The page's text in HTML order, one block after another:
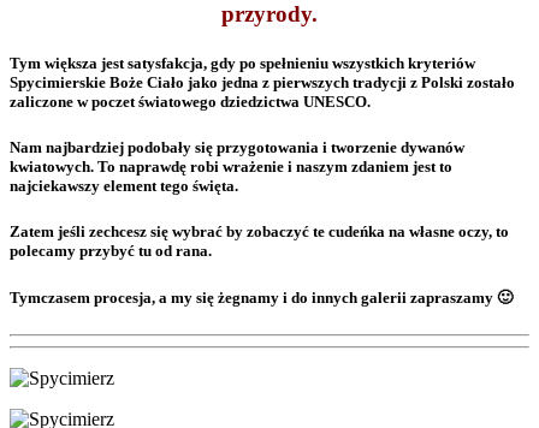
przyrody.
Tym większa jest satysfakcja, gdy po spełnieniu wszystkich kryteriów
Spycimierskie Boże Ciało jako jedna z pierwszych tradycji z Polski zostało
zaliczone w poczet światowego dziedzictwa UNESCO.
Nam najbardziej podobały się przygotowania i tworzenie dywanów
kwiatowych. To naprawdę robi wrażenie i naszym zdaniem jest to
najciekawszy element tego święta.
Zatem jeśli zechcesz się wybrać by zobaczyć te cudeńka na własne oczy, to
polecamy przybyć tu od rana.
Tymczasem procesja, a my się żegnamy i do innych galerii zapraszamy 🙂